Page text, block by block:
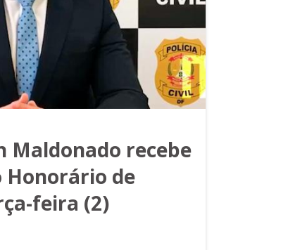
Maldonado recebe
Honorário de
feira (2)